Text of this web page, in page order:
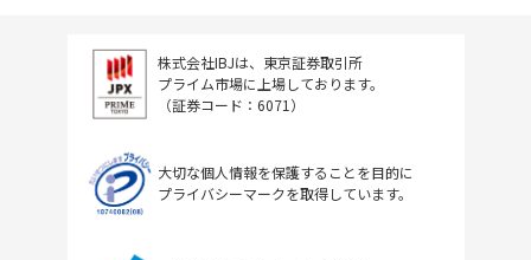
株式会社IBJは、東京証券取引所
プライム市場に上場しております。
（証券コード：6071）
大切な個人情報を保護することを目的に
プライバシーマークを取得しています。